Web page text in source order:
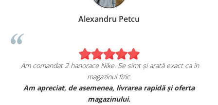
Alexandru Petcu
Am comandat 2 hanorace Nike. Se simt și arată exact ca în
magazinul fizic.
Am apreciat, de asemenea, livrarea rapidă și oferta
magazinului.